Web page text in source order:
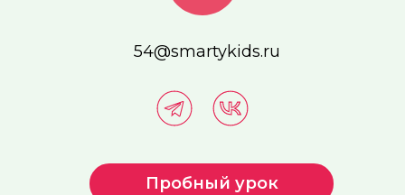
54@smartykids.ru
Пробный урок